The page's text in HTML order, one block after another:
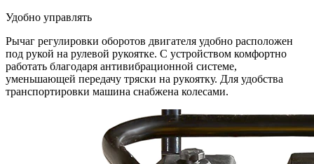
Удобно управлять
Рычаг регулировки оборотов двигателя удобно расположен
под рукой на рулевой рукоятке. С устройством комфортно
работать благодаря антивибрационной системе,
уменьшающей передачу тряски на рукоятку. Для удобства
транспортировки машина снабжена колесами.